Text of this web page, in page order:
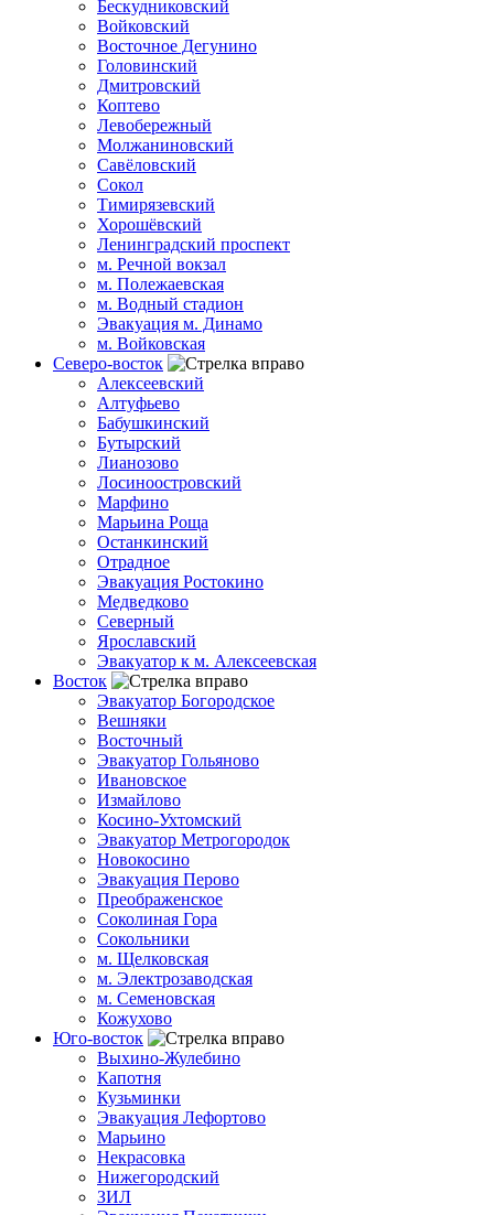
Бескудниковский
Войковский
Восточное Дегунино
Головинский
Дмитровский
Коптево
Левобережный
Молжаниновский
Савёловский
Сокол
Тимирязевский
Хорошёвский
Ленинградский проспект
м. Речной вокзал
м. Полежаевская
м. Водный стадион
Эвакуация м. Динамо
м. Войковская
Северо-восток
Алексеевский
Алтуфьево
Бабушкинский
Бутырский
Лианозово
Лосиноостровский
Марфино
Марьина Роща
Останкинский
Отрадное
Эвакуация Ростокино
Медведково
Северный
Ярославский
Эвакуатор к м. Алексеевская
Восток
Эвакуатор Богородское
Вешняки
Восточный
Эвакуатор Гольяново
Ивановское
Измайлово
Косино-Ухтомский
Эвакуатор Метрогородок
Новокосино
Эвакуация Перово
Преображенское
Соколиная Гора
Сокольники
м. Щелковская
м. Электрозаводская
м. Семеновская
Кожухово
Юго-восток
Выхино-Жулебино
Капотня
Кузьминки
Эвакуация Лефортово
Марьино
Некрасовка
Нижегородский
ЗИЛ